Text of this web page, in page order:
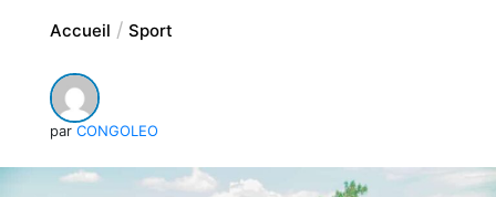
Accueil Sport
par CONGOLEO